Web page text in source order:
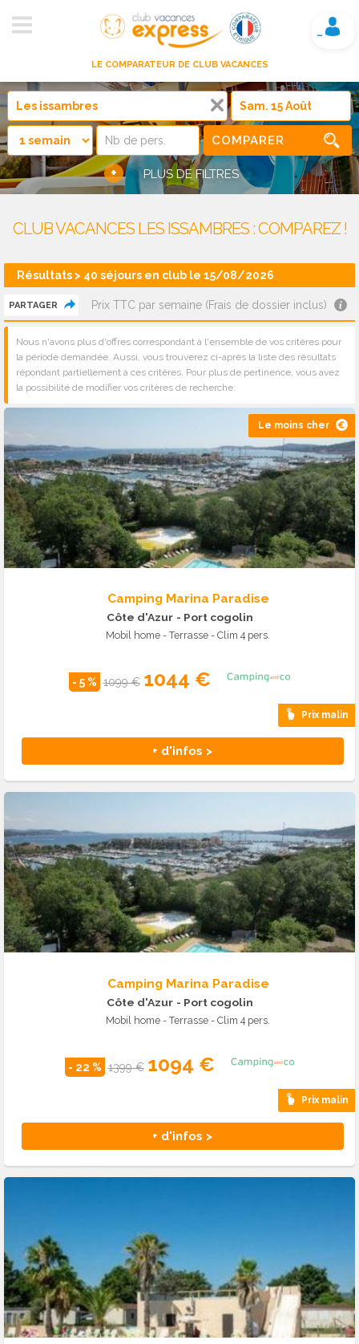
LE COMPARATEUR DE CLUB VACANCES
Mon compte
COMPARER
+ PLUS DE FILTRES
CLUB VACANCES LES ISSAMBRES : COMPAREZ !
Résultats > 40 séjours en club le 15/08/2026
PARTAGER Prix TTC par semaine (Frais de dossier inclus)
Nous n'avons plus d'offres correspondant à l'ensemble de vos critères pour
la période demandée. Aussi, vous trouverez ci-après la liste des résultats
répondant partiellement à ces critères. Pour plus de pertinence, vous avez
la possibilité de modifier vos critères de recherche.
Le moins cher
Camping Marina Paradise
Côte d'Azur - Port cogolin
Mobil home - Terrasse - Clim 4 pers.
- 5 % 1099 € 1044 €
Prix malin
+ d'infos >
Camping Marina Paradise
Côte d'Azur - Port cogolin
Mobil home - Terrasse - Clim 4 pers.
- 22 % 1399 € 1094 €
Prix malin
+ d'infos >